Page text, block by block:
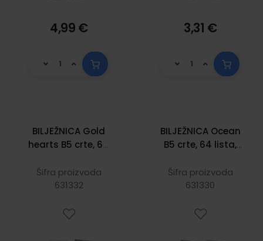
4,99 € 3,31 €
BILJEŽNICA Gold
hearts B5 crte, 64
150091
Šifra proizvoda
631332
BILJEŽNICA Ocean
B5 crte, 64 lista,
Šifra proizvoda
631330